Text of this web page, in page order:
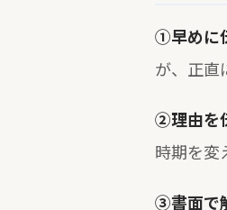
①早めに
が、正直
②理由を
時期を変
③書面で